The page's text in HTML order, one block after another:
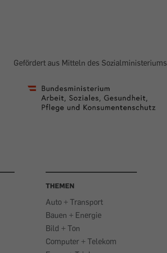
Gefördert aus Mitteln des Sozialministeriums
THEMEN
Auto + Transport
Bauen + Energie
Bild + Ton
Computer + Telekom